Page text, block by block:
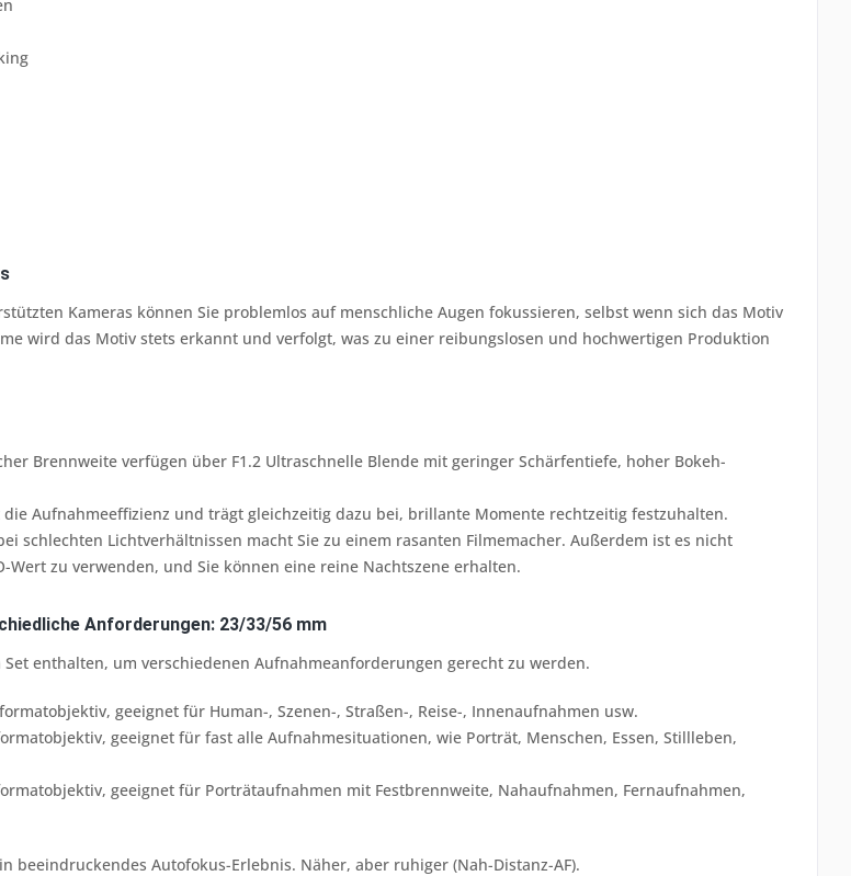
Kameras können Sie problemlos auf menschliche Augen fokussieren, selbst wenn sich das Motiv
wird das Motiv stets erkannt und verfolgt, was zu einer reibungslosen und hochwertigen Produktion
Brennweite verfügen über F1.2 Ultraschnelle Blende mit geringer Schärfentiefe, hoher Bokeh-
die Aufnahmeeffizienz und trägt gleichzeitig dazu bei, brillante Momente rechtzeitig festzuhalten.
schlechten Lichtverhältnissen macht Sie zu einem rasanten Filmemacher. Außerdem ist es nicht
zu verwenden, und Sie können eine reine Nachtszene erhalten.
Anforderungen: 23/33/56 mm
enthalten, um verschiedenen Aufnahmeanforderungen gerecht zu werden.
geeignet für Human-, Szenen-, Straßen-, Reise-, Innenaufnahmen usw.
geeignet für fast alle Aufnahmesituationen, wie Porträt, Menschen, Essen, Stillleben,
geeignet für Porträtaufnahmen mit Festbrennweite, Nahaufnahmen, Fernaufnahmen,
beeindruckendes Autofokus-Erlebnis. Näher, aber ruhiger (Nah-Distanz-AF).